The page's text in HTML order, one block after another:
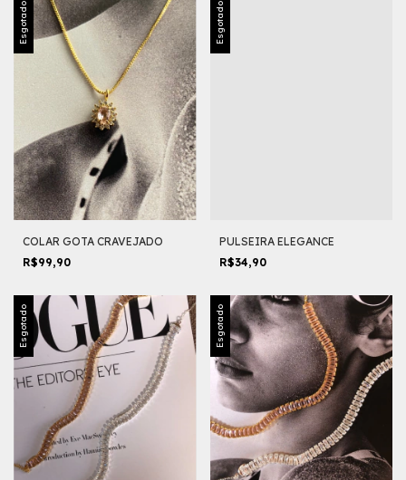
Esgotado
COLAR GOTA CRAVEJADO
R$99,90
Esgotado
PULSEIRA ELEGANCE
R$34,90
Esgotado Esgotado